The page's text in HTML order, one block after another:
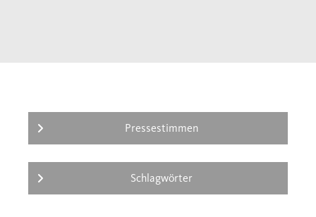
Pressestimmen
Schlagwörter